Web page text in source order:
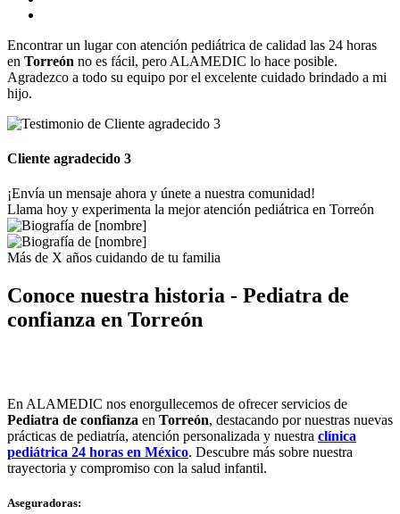
Encontrar un lugar con atención pediátrica de calidad las 24 horas
en Torreón no es fácil, pero ALAMEDIC lo hace posible.
Agradezco a todo su equipo por el excelente cuidado brindado a mi
hijo.
Cliente agradecido 3
¡Envía un mensaje ahora y únete a nuestra comunidad!
Llama hoy y experimenta la mejor atención pediátrica en Torreón
Más de X años cuidando de tu familia
Conoce nuestra historia - Pediatra de
confianza en Torreón
En ALAMEDIC nos enorgullecemos de ofrecer servicios de
Pediatra de confianza en Torreón, destacando por nuestras nuevas
prácticas de pediatría, atención personalizada y nuestra clínica
pediátrica 24 horas en México. Descubre más sobre nuestra
trayectoria y compromiso con la salud infantil.
Aseguradoras: